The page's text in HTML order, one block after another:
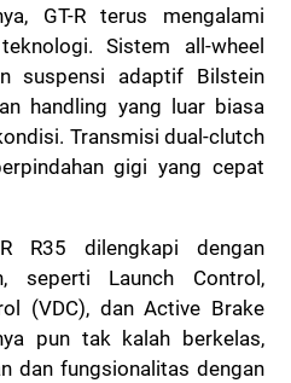
GT-R terus mengalami
Sistem all-wheel
suspensi adaptif Bilstein
handling yang luar biasa
Transmisi dual-clutch
gigi yang cepat
R35 dilengkapi dengan
seperti Launch Control,
(VDC), dan Active Brake
pun tak kalah berkelas,
dan fungsionalitas dengan